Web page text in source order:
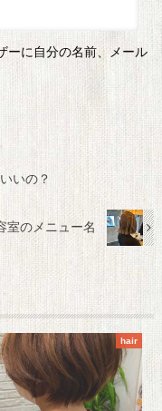
ーに自分の名前、メール
いの？
室のメニュー名
hair